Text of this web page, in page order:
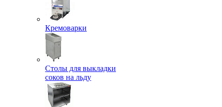
Кремоварки
Столы для выкладки
соков на льду